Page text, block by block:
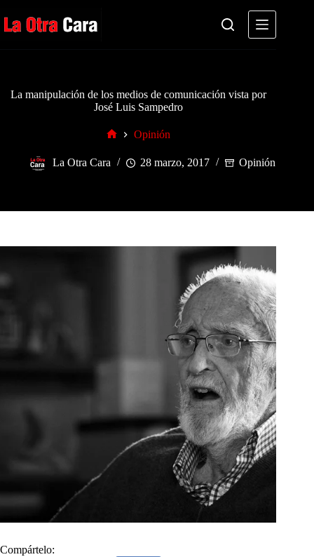
al
contenido
La manipulación de los medios de comunicación vista por
José Luis Sampedro
Opinión
La Otra Cara 28 marzo, 2017 Opinión
Compártelo: